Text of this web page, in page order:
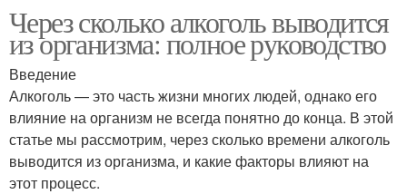
Через сколько алкоголь выводится
из организма: полное руководство
Введение
Алкоголь — это часть жизни многих людей, однако его
влияние на организм не всегда понятно до конца. В этой
статье мы рассмотрим, через сколько времени алкоголь
выводится из организма, и какие факторы влияют на
этот процесс.